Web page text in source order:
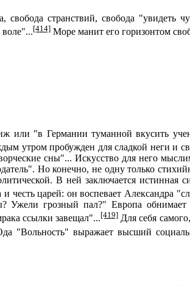
странствий, свобода
[414] Mope манит его горизонтом
"в Германии туманной вкусить
утром пробужден для сладкой неги и
сны"... Искусство для него
Но конечно, не одну только
В ней заключается
и честь царей: он воспевает Александра
Ужели грозный пал?" Европа
ссылки завещал"...[419] Для себя
"Вольность" выражает высший